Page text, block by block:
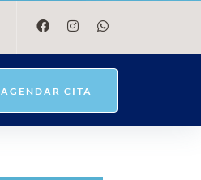
AGENDAR CITA